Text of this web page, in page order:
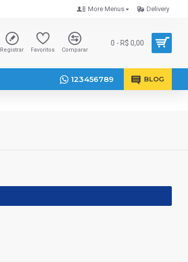
More Menus Delivery
Registrar Favoritos Comparar
0 - R$ 0,00
123456789 BLOG